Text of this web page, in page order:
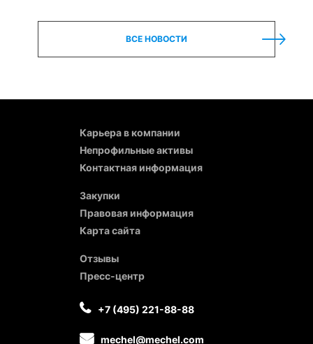
ВСЕ НОВОСТИ
Карьера в компании
Непрофильные активы
Контактная информация
Закупки
Правовая информация
Карта сайта
Отзывы
Пресс-центр
+7 (495) 221-88-88
mechel@mechel.com